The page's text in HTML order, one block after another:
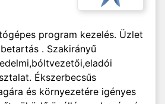
program kezelés. Üzlet
. Szakirányű
Ékszerbecsűs
és környezetére igényes